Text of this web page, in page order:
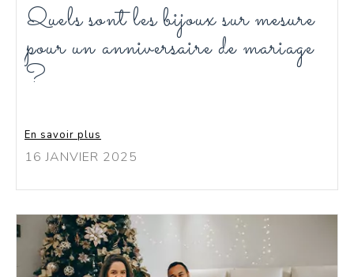
Quels sont les bijoux sur mesure
pour un anniversaire de mariage
?
En savoir plus
16 JANVIER 2025